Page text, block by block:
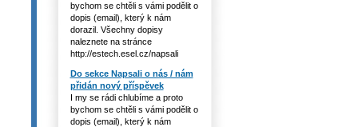
bychom se chtěli s vámi podělit o
dopis (email), který k nám
dorazil. Všechny dopisy
naleznete na stránce
http://estech.esel.cz/napsali
Do sekce Napsali o nás / nám
přidán nový příspěvek
I my se rádi chlubíme a proto
bychom se chtěli s vámi podělit o
dopis (email), který k nám